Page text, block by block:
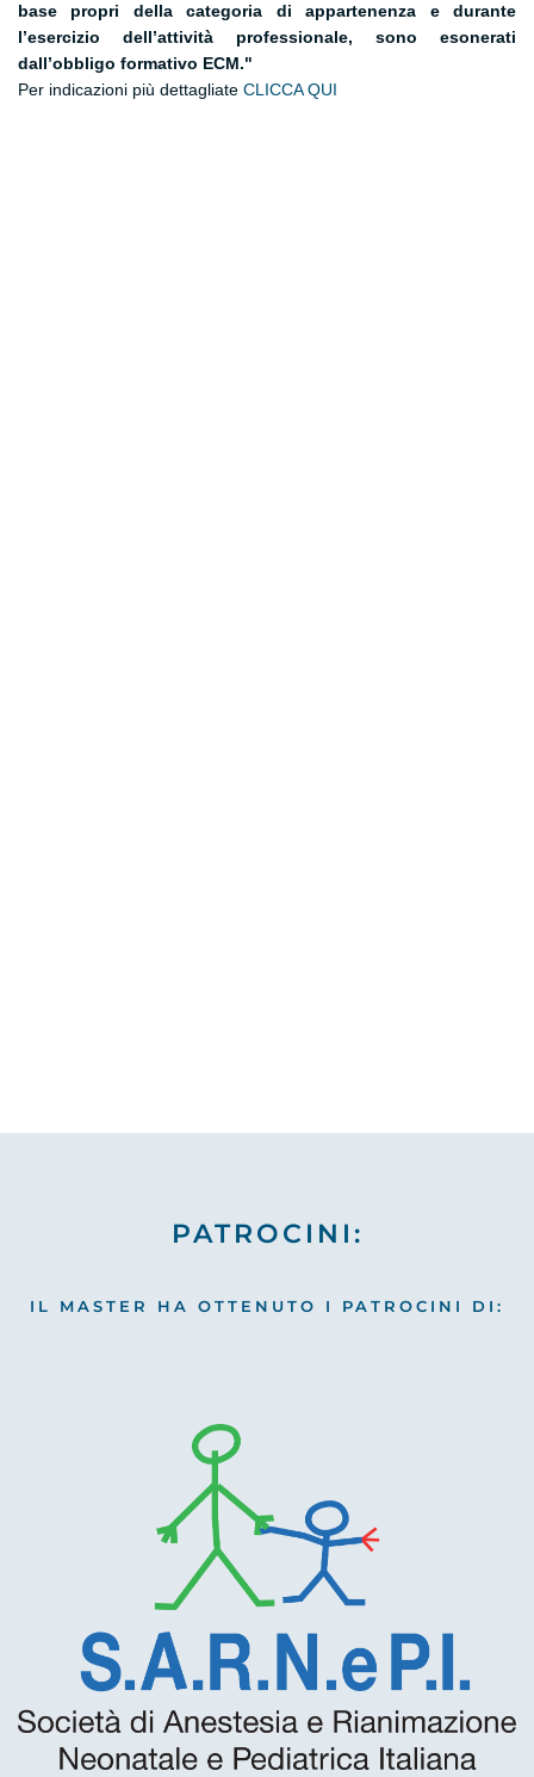
base propri della categoria di appartenenza e durante
l’esercizio dell’attività professionale, sono esonerati
dall’obbligo formativo ECM."
Per indicazioni più dettagliate CLICCA QUI
PATROCINI:
IL MASTER HA OTTENUTO I PATROCINI DI: